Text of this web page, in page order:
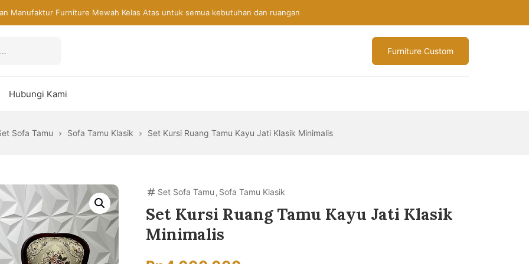
Manufaktur Furniture Mewah Kelas Atas untuk semua kebutuhan dan ruangan
Furniture Custom
Hubungi Kami
Sofa Tamu Sofa Tamu Klasik Set Kursi Ruang Tamu Kayu Jati Klasik Minimalis
Set Sofa Tamu , Sofa Tamu Klasik
Set Kursi Ruang Tamu Kayu Jati Klasik
Minimalis